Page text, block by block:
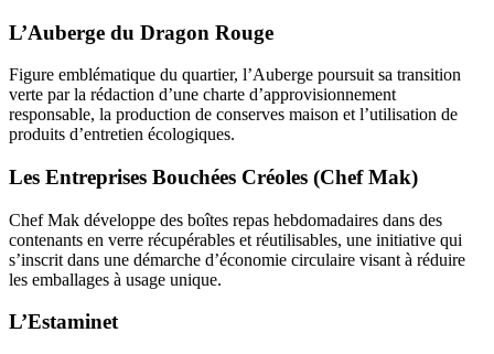
L’Auberge du Dragon Rouge
Figure emblématique du quartier, l’Auberge poursuit sa transition
verte par la rédaction d’une charte d’approvisionnement
responsable, la production de conserves maison et l’utilisation de
produits d’entretien écologiques.
Les Entreprises Bouchées Créoles (Chef Mak)
Chef Mak développe des boîtes repas hebdomadaires dans des
contenants en verre récupérables et réutilisables, une initiative qui
s’inscrit dans une démarche d’économie circulaire visant à réduire
les emballages à usage unique.
L’Estaminet